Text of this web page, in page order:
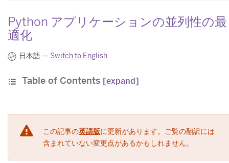
Python アプリケーションの並列性の最
適化
日本語 — Switch to English
Table of Contents [expand]
この記事の英語版に更新があります。ご覧の翻訳には
含まれていない変更点があるかもしれません。